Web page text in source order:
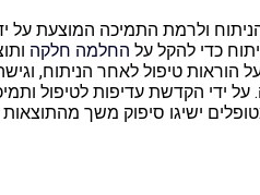
ולרמת התמיכה המוצעת על
כדי להקל על החלמה חלקה
הוראות טיפול לאחר הניתוח,
ידי הקדשת עדיפות לטיפול